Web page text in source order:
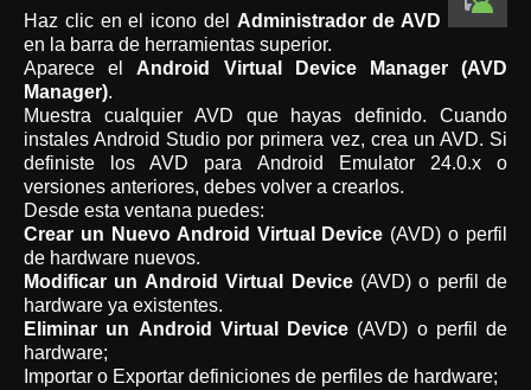
Haz clic en el icono del Administrador de AVD
en la barra de herramientas superior.
Aparece el Android Virtual Device Manager (AVD
Manager).
Muestra cualquier AVD que hayas definido. Cuando
instales Android Studio por primera vez, crea un AVD. Si
definiste los AVD para Android Emulator 24.0.x o
versiones anteriores, debes volver a crearlos.
Desde esta ventana puedes:
Crear un Nuevo Android Virtual Device (AVD) o perfil
de hardware nuevos.
Modificar un Android Virtual Device(AVD) o perfil de
hardware ya existentes.
Eliminar un Android Virtual Device (AVD) o perfil de
hardware;
Importar o Exportar definiciones de perfiles de hardware;